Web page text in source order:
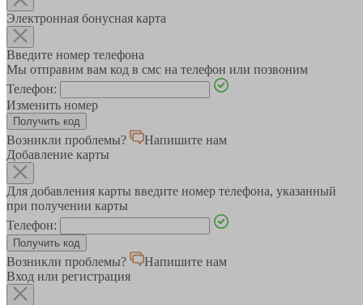
Электронная бонусная карта
Введите номер телефона
Мы отправим вам код в смс на телефон или позвоним
Телефон:
Изменить номер
Возникли проблемы?
Напишите нам
Добавление карты
Для добавления карты введите номер телефона, указанный
при получении карты
Телефон:
Возникли проблемы?
Напишите нам
Вход или регистрация